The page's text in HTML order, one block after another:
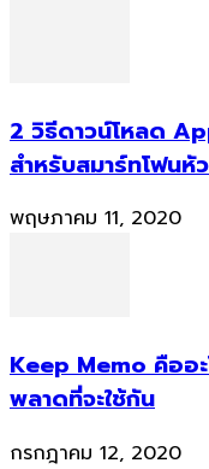
2 วิธีดาวน์โหลด
สำหรับสมาร์ทโฟนหั
พฤษภาคม 11, 2020
Keep Memo คืออะ
พลาดที่จะใช้กัน
กรกฎาคม 12, 2020